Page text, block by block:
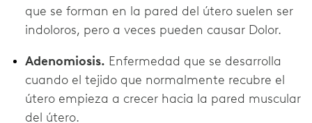
que se forman en la pared del útero suelen ser
indoloros, pero a veces pueden causar Dolor.
Adenomiosis. Enfermedad que se desarrolla
cuando el tejido que normalmente recubre el
útero empieza a crecer hacia la pared muscular
del útero.